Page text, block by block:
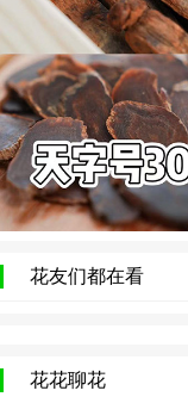
花友们都在看
花花聊花